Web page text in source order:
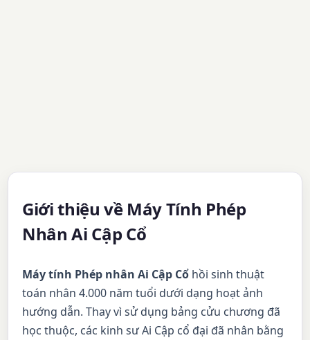
Giới thiệu về Máy Tính Phép
Nhân Ai Cập Cổ
Máy tính Phép nhân Ai Cập Cổ hồi sinh thuật
toán nhân 4.000 năm tuổi dưới dạng hoạt ảnh
hướng dẫn. Thay vì sử dụng bảng cửu chương đã
học thuộc, các kinh sư Ai Cập cổ đại đã nhân bằng